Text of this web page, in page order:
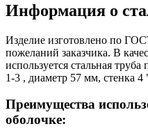
Информация о
Изделие изготовлено по
пожеланий заказчика. В
используется стальная
1-3 , диаметр 57 мм, стенка
Преимущества
оболочке: